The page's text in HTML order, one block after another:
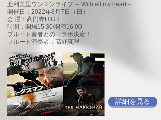
亜利美里ワンマンライブ ～With all my heart～
開催日：2022年8月7日（日）
会 場：高円寺HIGH
時間：開場15:30/開演16:00
プルート奏者とのコラボ決定！
フルート演奏者：高野真理
詳細を見る